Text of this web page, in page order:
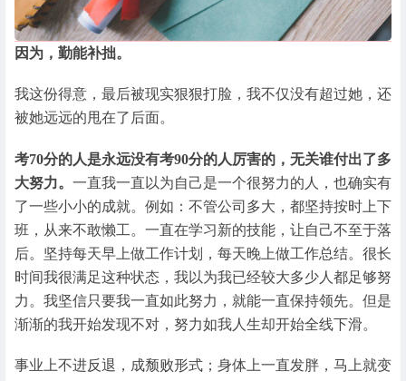
因为，勤能补拙。
我这份得意，最后被现实狠狠打脸，我不仅没有超过她，还
被她远远的甩在了后面。
考70分的人是永远没有考90分的人厉害的，无关谁付出了多
大努力。 一直我一直以为自己是一个很努力的人，也确实有
了一些小小的成就。例如：不管公司多大，都坚持按时上下
班，从来不敢懒工。一直在学习新的技能，让自己不至于落
后。坚持每天早上做工作计划，每天晚上做工作总结。很长
时间我很满足这种状态，我以为我已经较大多少人都足够努
力。我坚信只要我一直如此努力，就能一直保持领先。但是
渐渐的我开始发现不对，努力如我人生却开始全线下滑。
事业上不进反退，成颓败形式；身体上一直发胖，马上就变